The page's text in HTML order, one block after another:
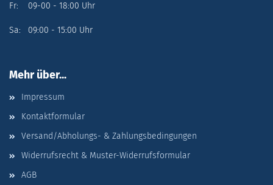
Fr: 09-00 - 18:00 Uhr
Sa: 09:00 - 15:00 Uhr
Mehr über...
Impressum
Kontaktformular
Versand/Abholungs- & Zahlungsbedingungen
Widerrufsrecht & Muster-Widerrufsformular
AGB